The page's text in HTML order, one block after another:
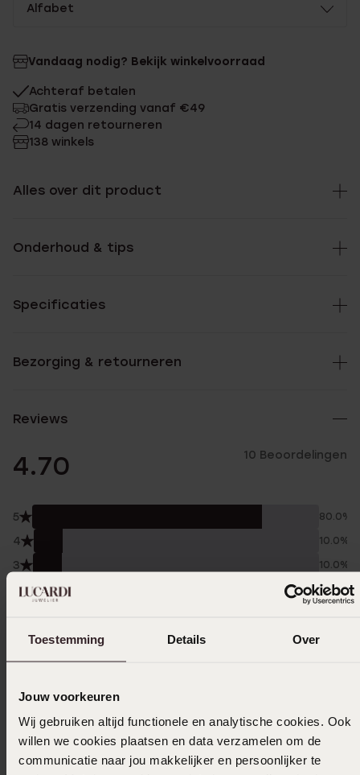
Toestemming Details Over
Jouw voorkeuren
Wij gebruiken altijd functionele en analytische cookies. Ook
willen we cookies plaatsen en data verzamelen om de
communicatie naar jou makkelijker en persoonlijker te
Alfabet
Vandaag nodig? Bekijk winkelvoorraad
Achteraf betalen
Gratis verzending vanaf €49
14 dagen retourneren
138 winkels
Alles over dit product
Onderhoud & tips
Specificaties
Bezorging & retourneren
Reviews
4.70 10 Beoordelingen
5 80.0%
4 10.0%
3 10.0%
2 0.0%
Filter
18-10-2025 - Abina G.